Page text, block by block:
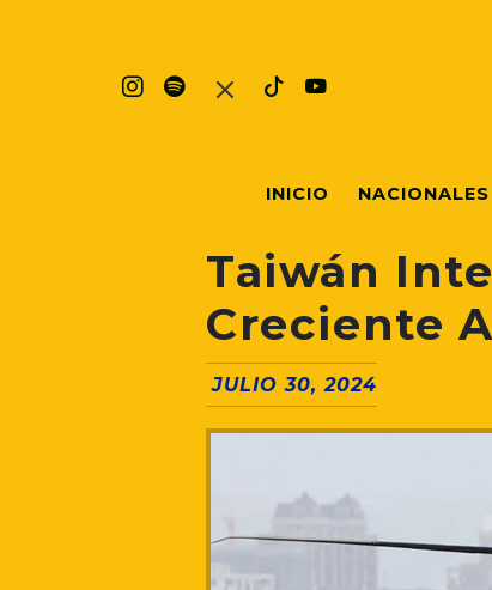
INICIO NACIONALES
Taiwán
Creciente
JULIO 30, 2024